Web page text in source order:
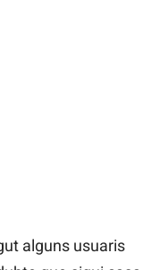
alguns usuaris